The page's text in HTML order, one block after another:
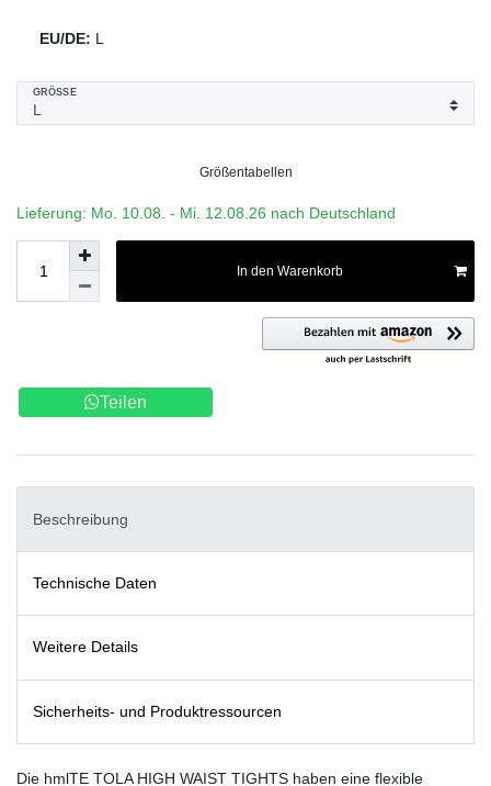
EU/DE: L
GRÖSSE
Größentabellen
Lieferung: Mo. 10.08. - Mi. 12.08.26 nach Deutschland
In den Warenkorb
Teilen
Beschreibung
Technische Daten
Weitere Details
Sicherheits- und Produktressourcen
Die hmlTE TOLA HIGH WAIST TIGHTS haben eine flexible